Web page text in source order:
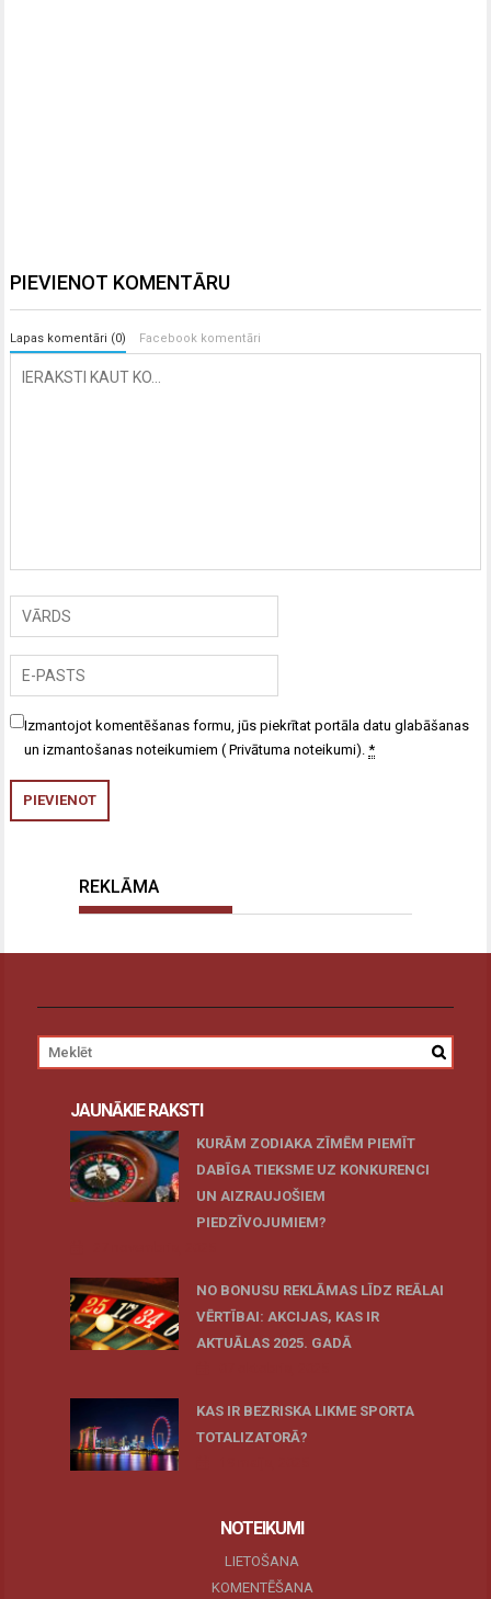
PIEVIENOT KOMENTĀRU
Lapas komentāri (0) Facebook komentāri
Izmantojot komentēšanas formu, jūs piekrītat portāla datu glabāšanas
un izmantošanas noteikumiem ( Privātuma noteikumi).*
REKLĀMA
JAUNĀKIE RAKSTI
KURĀM ZODIAKA ZĪMĒM PIEMĪT
DABĪGA TIEKSME UZ KONKURENCI
UN AIZRAUJOŠIEM
PIEDZĪVOJUMIEM?
NO BONUSU REKLĀMAS LĪDZ REĀLAI
VĒRTĪBAI: AKCIJAS, KAS IR
AKTUĀLAS 2025. GADĀ
KAS IR BEZRISKA LIKME SPORTA
TOTALIZATORĀ?
NOTEIKUMI
LIETOŠANA
KOMENTĒŠANA